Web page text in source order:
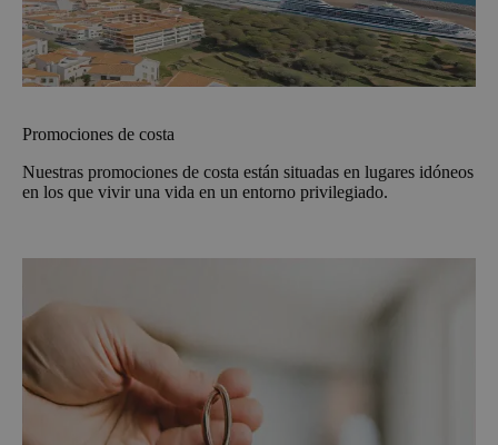
Promociones de costa
Nuestras promociones de costa están situadas en lugares idóneos
en los que vivir una vida en un entorno privilegiado.